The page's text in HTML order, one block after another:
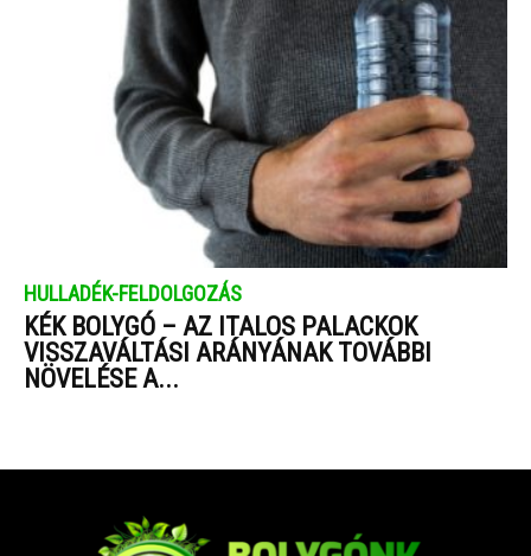
HULLADÉK-FELDOLGOZÁS
KÉK BOLYGÓ – AZ ITALOS PALACKOK
VISSZAVÁLTÁSI ARÁNYÁNAK TOVÁBBI
NÖVELÉSE A...